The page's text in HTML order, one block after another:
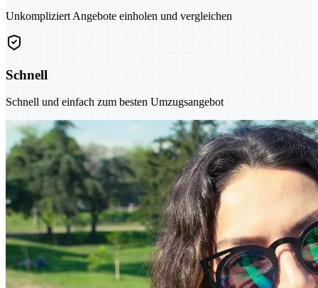
Unkompliziert Angebote einholen und vergleichen
Schnell
Schnell und einfach zum besten Umzugsangebot